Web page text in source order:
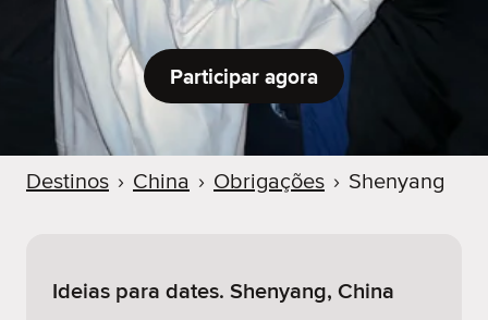
Participar agora
Destinos › China › Obrigações › Shenyang
Ideias para dates. Shenyang, China